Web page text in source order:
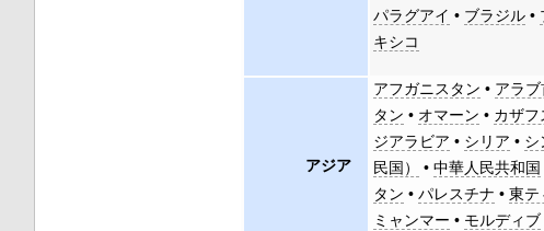
パラグアイ • ブラジル •
キシコ
アジア
アフガニスタン • アラ
タン • オマーン • カザフ
ジアラビア • シリア • シ
民国）
•中華人民共和国
タン •パレスチナ •東テ
ミャンマー • モルディブ